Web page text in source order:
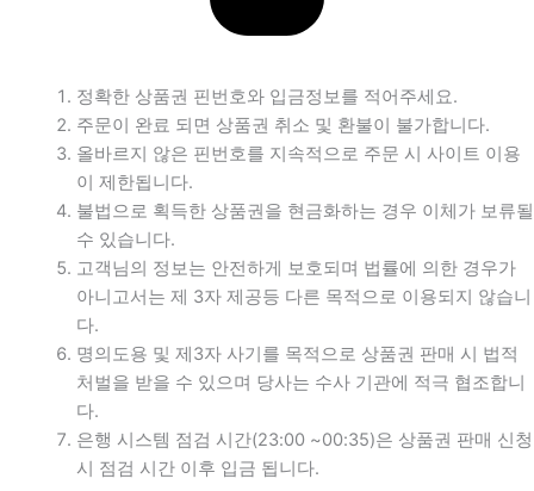
정확한 상품권 핀번호와 입금정보를 적어주세요.
주문이 완료 되면 상품권 취소 및 환불이 불가합니다.
올바르지 않은 핀번호를 지속적으로 주문 시 사이트 이용
이 제한됩니다.
불법으로 획득한 상품권을 현금화하는 경우 이체가 보류될
수 있습니다.
고객님의 정보는 안전하게 보호되며 법률에 의한 경우가
아니고서는 제 3자 제공등 다른 목적으로 이용되지 않습니
다.
명의도용 및 제3자 사기를 목적으로 상품권 판매 시 법적
처벌을 받을 수 있으며 당사는 수사 기관에 적극 협조합니
다.
은행 시스템 점검 시간(23:00 ~00:35)은 상품권 판매 신청
시 점검 시간 이후 입금 됩니다.